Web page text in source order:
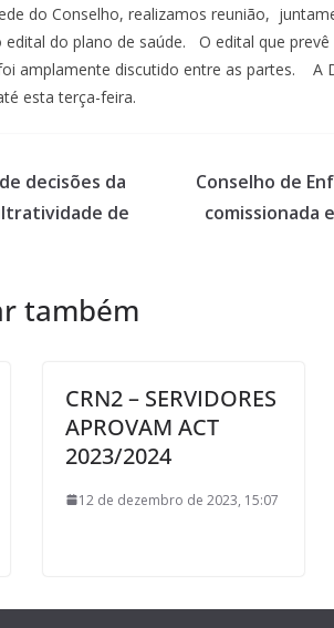
do Conselho, realizamos reunião,
edital do plano de saúde. O edital que
amplamente discutido entre as partes. A
esta terça-feira.
decisões da
de
Conselho de
comissionada
também
CRN2 – SERVIDORES
APROVAM ACT
2023/2024
12 de dezembro de 2023, 15:07